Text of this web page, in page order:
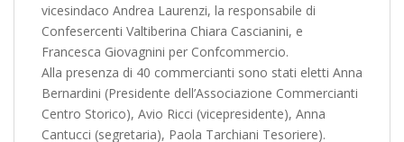
vicesindaco Andrea Laurenzi, la responsabile di
Confesercenti Valtiberina Chiara Cascianini, e
Francesca Giovagnini per Confcommercio.
Alla presenza di 40 commercianti sono stati eletti Anna
Bernardini (Presidente dell’Associazione Commercianti
Centro Storico), Avio Ricci (vicepresidente), Anna
Cantucci (segretaria), Paola Tarchiani Tesoriere).